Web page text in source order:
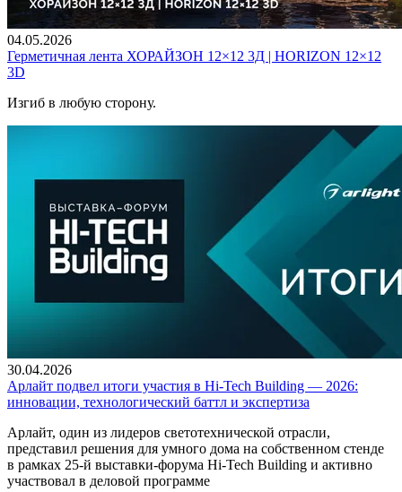
04.05.2026
Герметичная лента ХОРАЙЗОН 12×12 3Д | HORIZON 12×12
3D
Изгиб в любую сторону.
30.04.2026
Арлайт подвел итоги участия в Hi-Tech Building — 2026:
инновации, технологический баттл и экспертиза
Арлайт, один из лидеров светотехнической отрасли,
представил решения для умного дома на собственном стенде
в рамках 25-й выставки-форума Hi-Tech Building и активно
участвовал в деловой программе